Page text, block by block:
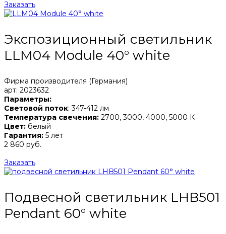
Заказать
Экспозиционный светильник
LLM04 Module 40° white
Фирма производителя (Германия)
арт: 2023632
Параметры:
Световой поток: 347-412 лм
Температура свечения: 2700, 3000, 4000, 5000 К
Цвет: белый
Гарантия: 5 лет
2 860 руб.
Заказать
Подвесной светильник LHB501
Pendant 60° white